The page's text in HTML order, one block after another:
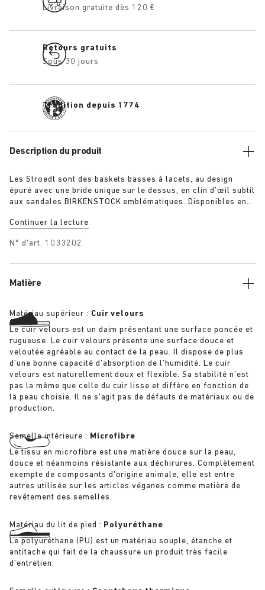
Livraison gratuite dès 120 €
Retours gratuits
Sous 30 jours
Tradition depuis 1774
Description du produit
Les Stroedt sont des baskets basses à lacets, au design
épuré avec une bride unique sur le dessus, en clin d’œil subtil
aux sandales BIRKENSTOCK emblématiques. Disponibles en
style minimaliste raffiné.
Continuer la lecture
N° d'art. 1033202
Matière
Matériau supérieur : Cuir velours
Le cuir velours est un daim présentant une surface poncée et
rugueuse. Le cuir velours présente une surface douce et
veloutée agréable au contact de la peau. Il dispose de plus
d’une bonne capacité d’absorption de l’humidité. Le cuir
velours est naturellement doux et flexible. Sa stabilité n’est
pas la même que celle du cuir lisse et diffère en fonction de
la peau choisie. Il ne s'agit pas de défauts de matériaux ou de
production.
Semelle intérieure : Microfibre
Le tissu en microfibre est une matière douce sur la peau,
douce et néanmoins résistante aux déchirures. Complètement
exempte de composants d'origine animale, elle est entre
autres utilisée sur les articles véganes comme matière de
revêtement des semelles.
Matériau du lit de pied : Polyuréthane
Le polyuréthane (PU) est un matériau souple, étanche et
antitache qui fait de la chaussure un produit très facile
d’entretien.